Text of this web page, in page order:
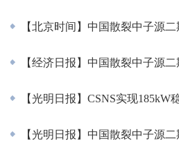
【北京时间】中国散裂中子源
【经济日报】中国散裂中子源
【光明日报】CSNS实现185kW
【光明日报】中国散裂中子源